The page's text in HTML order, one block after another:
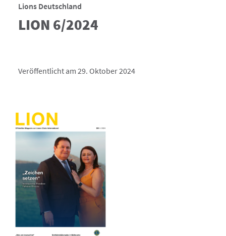
Lions Deutschland
LION 6/2024
Veröffentlicht am 29. Oktober 2024